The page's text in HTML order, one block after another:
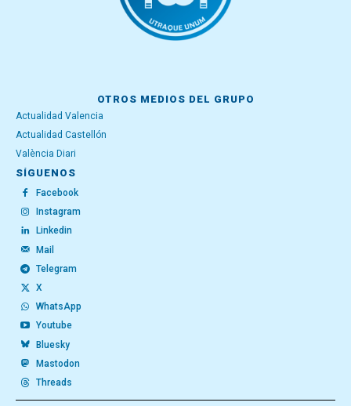
OTROS MEDIOS DEL GRUPO
Actualidad Valencia
Actualidad Castellón
València Diari
SÍGUENOS
Facebook
Instagram
Linkedin
Mail
Telegram
X
WhatsApp
Youtube
Bluesky
Mastodon
Threads